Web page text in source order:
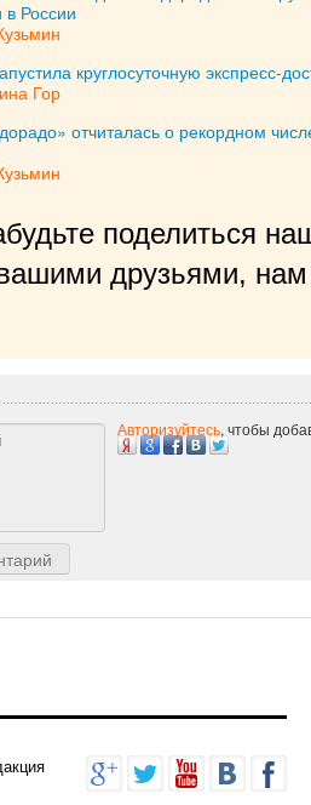
в России
круглосуточную экспресс-
Гор
отчиталась о рекордном
поделиться
друзьями,
Авторизуйтесь, чтобы